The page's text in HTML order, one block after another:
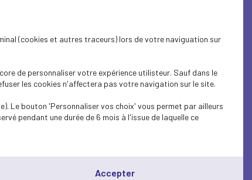
(cookies et autres traceurs) lors de votre naviguation sur
de personnaliser votre expérience utilisteur. Sauf dans le
les cookies n'affectera pas votre navigation sur le site.
Le bouton 'Personnaliser vos choix' vous permet par ailleurs
pendant une durée de 6 mois à l'issue de laquelle ce
Accepter